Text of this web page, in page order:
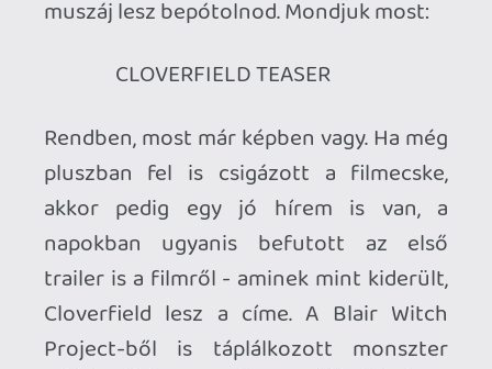
összehozott produkció fenti teaser-e a
Transformers film előtt mutatkozott be
hajított a közönségre: mindenki erről
beszélt, pedig senki sem tudta, hogy
miről is van szó. Még a címét sem. Ennél
olcsóbb reklám pedig nincs, amit a
Paramount és Abrams stúdiója, a Bad
Robot is jól tud, éppen ezért masszív
vírusmarketinget hajítottak a film mögé,
különböző clue-kat hajítva el itt-ott,
amin aztán bátran kattoghat a közönség.